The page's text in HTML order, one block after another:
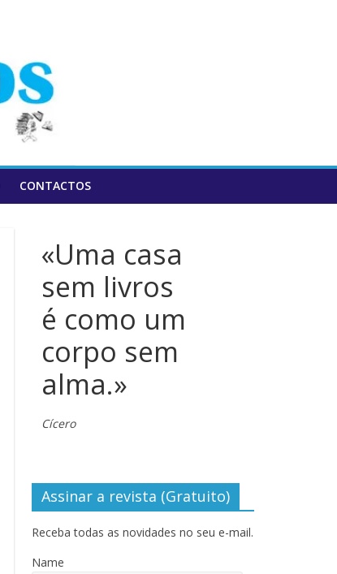
CONTACTOS
«Uma casa
sem livros
é como um
corpo sem
alma.»
Cícero
Assinar a revista (Gratuito)
Receba todas as novidades no seu e-mail.
Name